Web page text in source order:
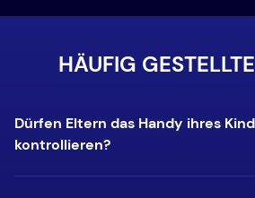
HÄUFIG
Dürfen Eltern das Handy ihres
kontrollieren?